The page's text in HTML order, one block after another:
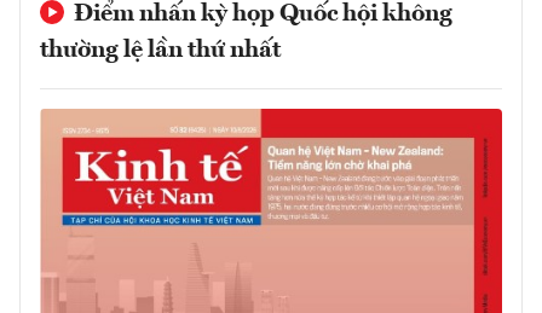
Điểm nhấn kỳ họp Quốc hội không
thường lệ lần thứ nhất